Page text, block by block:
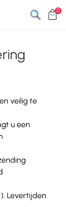
0
veilig te
u een
Levertijden